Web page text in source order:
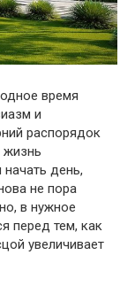
время
и
распорядок
жизнь
день,
не пора
в нужное
перед тем, как
увеличивает